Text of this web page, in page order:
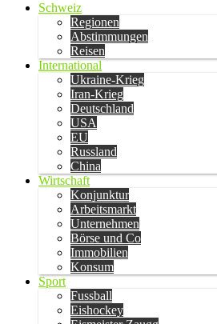
Schweiz
Regionen
Abstimmungen
Reisen
International
Ukraine-Krieg
Iran-Krieg
Deutschland
USA
EU
Russland
China
Wirtschaft
Konjunktur
Arbeitsmarkt
Unternehmen
Börse und Co
Immobilien
Konsum
Sport
Fussball
Eishockey